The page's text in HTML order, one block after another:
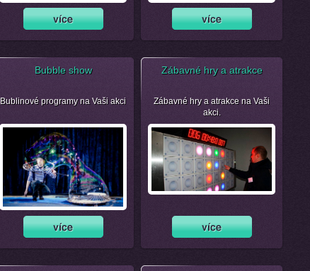
Bubble show
Bublinové programy na Vaši akci
Zábavné hry a atrakce
Zábavné hry a atrakce na Vaši
akci.